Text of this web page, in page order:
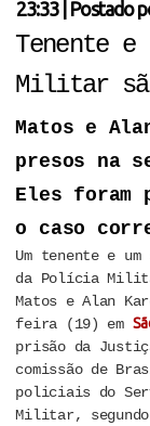
23:33| Postado
Tenente
Militar
Matos e
presos na
Eles foram
o caso
Um tenente e
da Polícia
Matos e Alan
feira (19) em
prisão da
comissão de
policiais do
Militar, segundo